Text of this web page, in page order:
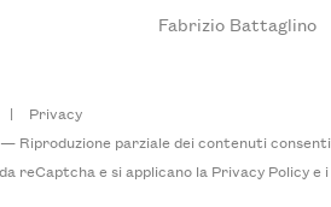
Fabrizio Battaglino
|
Privacy
Riproduzione parziale dei contenuti
reCaptcha e si applicano la Privacy Policye